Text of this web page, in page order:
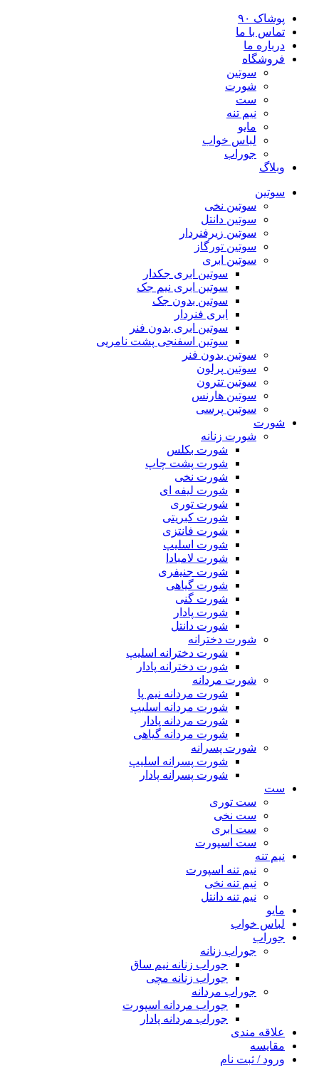
پوشاک ۹۰
تماس با ما
درباره ما
فروشگاه
سوتین
شورت
ست
نیم تنه
مایو
لباس خواب
جوراب
وبلاگ
سوتین
سوتین نخی
سوتین دانتل
سوتین زیرفنردار
سوتین تورگاز
سوتین ابری
سوتین ابری جکدار
سوتین ابری نیم جک
سوتین بدون جک
ابری فنردار
سوتین ابری بدون فنر
سوتین اسفنجی پشت نامریی
سوتین بدون فنر
سوتین پرلون
سوتین تترون
سوتین هارنس
سوتین پرسی
شورت
شورت زنانه
شورت بکلس
شورت پشت چاپ
شورت نخی
شورت لیفه ای
شورت توری
شورت کبریتی
شورت فانتزی
شورت اسلیپ
شورت لامبادا
شورت جنیفری
شورت گیاهی
شورت گنی
شورت پادار
شورت دانتل
شورت دخترانه
شورت دخترانه اسلیپ
شورت دخترانه پادار
شورت مردانه
شورت مردانه نیم پا
شورت مردانه اسلیپ
شورت مردانه پادار
شورت مردانه گیاهی
شورت پسرانه
شورت پسرانه اسلیپ
شورت پسرانه پادار
ست
ست توری
ست نخی
ست ابری
ست اسپورت
نیم تنه
نیم تنه اسپورت
نیم تنه نخی
نیم تنه دانتل
مایو
لباس خواب
جوراب
جوراب زنانه
جوراب زنانه نیم ساق
جوراب زنانه مچی
جوراب مردانه
جوراب مردانه اسپورت
جوراب مردانه پادار
علاقه مندی
مقایسه
ورود / ثبت نام